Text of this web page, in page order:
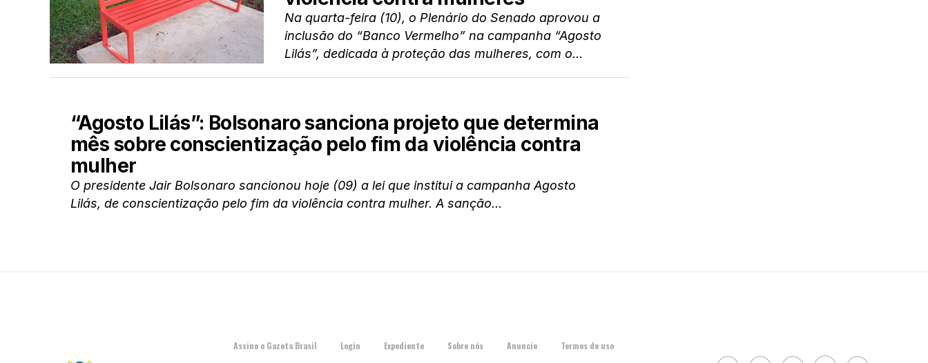
Na quarta-feira (10), o Plenário do Senado aprovou a
inclusão do “Banco Vermelho” na campanha “Agosto
Lilás”, dedicada à proteção das mulheres, com o...
“Agosto Lilás”: Bolsonaro sanciona projeto que determina
mês sobre conscientização pelo fim da violência contra
mulher
O presidente Jair Bolsonaro sancionou hoje (09) a lei que institui a campanha Agosto
Lilás, de conscientização pelo fim da violência contra mulher. A sanção...
Assine o Gazeta Brasil Login Expediente Sobre nós Anuncie Termos de uso